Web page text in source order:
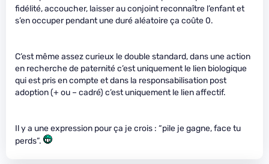
fidélité, accoucher, laisser au conjoint reconnaître l’enfant et
s’en occuper pendant une duré aléatoire ça coûte 0.
C’est même assez curieux le double standard, dans une action
en recherche de paternité c’est uniquement le lien biologique
qui est pris en compte et dans la responsabilisation post
adoption (+ ou – cadré) c’est uniquement le lien affectif.
Il y a une expression pour ça je crois : “pile je gagne, face tu
perds”.